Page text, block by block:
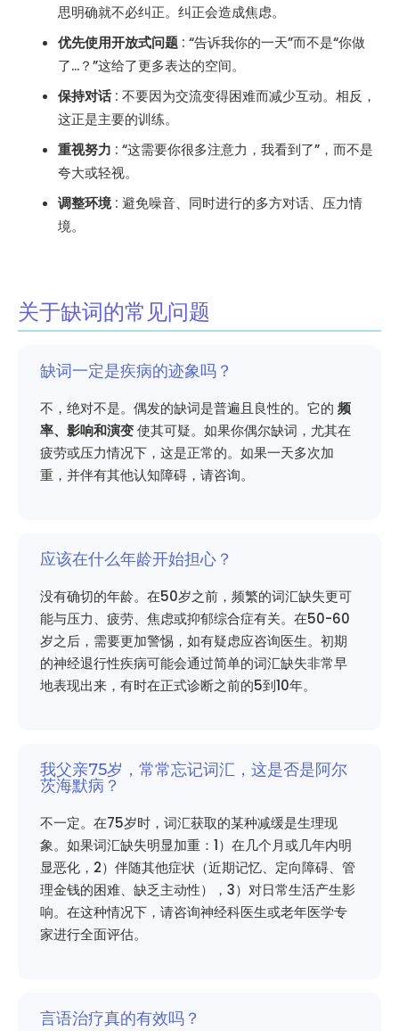
思明确就不必纠正。纠正会造成焦虑。
优先使用开放式问题 : “告诉我你的一天”而不是“你做
了...？”这给了更多表达的空间。
保持对话: 不要因为交流变得困难而减少互动。相反，
这正是主要的训练。
重视努力 : “这需要你很多注意力，我看到了”，而不是
夸大或轻视。
调整环境: 避免噪音、同时进行的多方对话、压力情
境。
关于缺词的常见问题
缺词一定是疾病的迹象吗？
不，绝对不是。偶发的缺词是普遍且良性的。它的 频
率、影响和演变使其可疑。如果你偶尔缺词，尤其在
疲劳或压力情况下，这是正常的。如果一天多次加
重，并伴有其他认知障碍，请咨询。
应该在什么年龄开始担心？
没有确切的年龄。在50岁之前，频繁的词汇缺失更可
能与压力、疲劳、焦虑或抑郁综合症有关。在50-60
岁之后，需要更加警惕，如有疑虑应咨询医生。初期
的神经退行性疾病可能会通过简单的词汇缺失非常早
地表现出来，有时在正式诊断之前的5到10年。
我父亲75岁，常常忘记词汇，这是否是阿尔
茨海默病？
不一定。在75岁时，词汇获取的某种减缓是生理现
象。如果词汇缺失明显加重：1）在几个月或几年内明
显恶化，2）伴随其他症状（近期记忆、定向障碍、管
理金钱的困难、缺乏主动性），3）对日常生活产生影
响。在这种情况下，请咨询神经科医生或老年医学专
家进行全面评估。
言语治疗真的有效吗？